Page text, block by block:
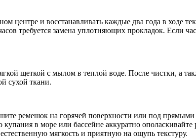
центре и восстанавливать каждые два года в ходе
требуется замена уплотняющих прокладок. Если
щеткой с мылом в теплой воде. После чистки, а
сухой ткани.
ремешок на горячей поверхности или под прямыми
в море или бассейне аккуратно
мягкость и приятную на ощупь текстуру.